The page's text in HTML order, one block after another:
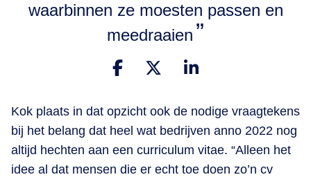
waarbinnen ze moesten passen en
meedraaien
Kok plaats in dat opzicht ook de nodige vraagtekens
bij het belang dat heel wat bedrijven anno 2022 nog
altijd hechten aan een curriculum vitae. “Alleen het
idee al dat mensen die er echt toe doen zo’n cv